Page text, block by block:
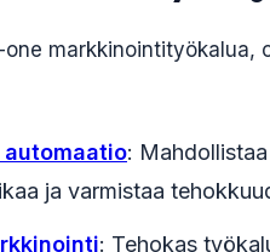
markkinointityökalua,
:
ja varmistaa
: Tehokas